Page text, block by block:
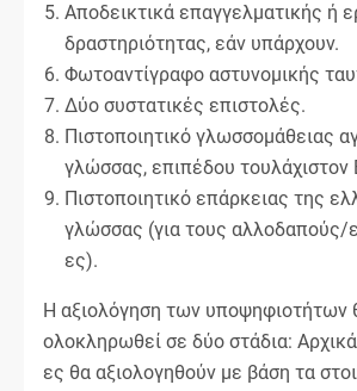
Αποδεικτικά επαγγελματικής ή
δραστηριότητας, εάν υπάρχουν.
Φωτοαντίγραφο αστυνομικής
Δύο συστατικές επιστολές.
Πιστοποιητικό γλωσσομάθειας
γλώσσας, επιπέδου τουλάχιστον
Πιστοποιητικό επάρκειας της
γλώσσας (για τους
ες).
Η αξιολόγηση των υποψηφιοτήτων
ολοκληρωθεί σε δύο στάδια:
ες θα αξιολογηθούν με βάση τα